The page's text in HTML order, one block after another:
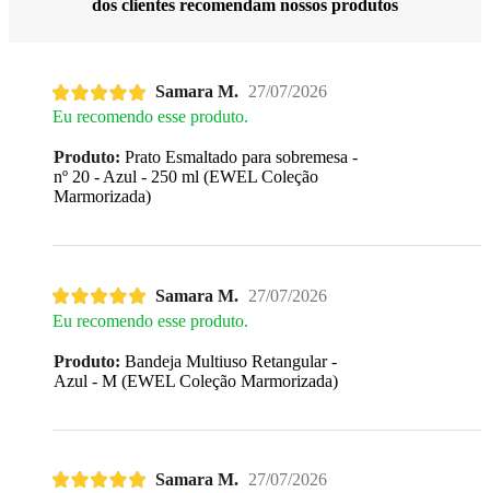
dos clientes recomendam nossos produtos
Samara M. 27/07/2026
Eu recomendo esse produto.
Produto: Prato Esmaltado para sobremesa -
nº 20 - Azul - 250 ml (EWEL Coleção
Marmorizada)
Samara M. 27/07/2026
Eu recomendo esse produto.
Produto: Bandeja Multiuso Retangular -
Azul - M (EWEL Coleção Marmorizada)
Samara M. 27/07/2026